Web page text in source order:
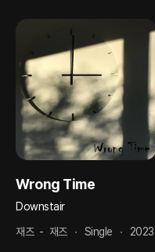
Wrong Time
Downstair
재즈 - 재즈 Single